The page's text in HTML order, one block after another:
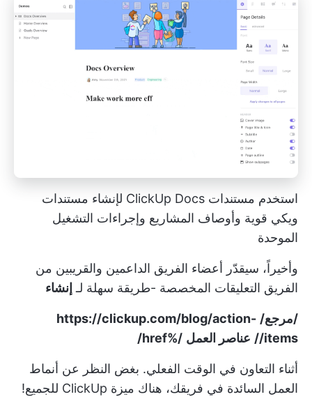
استخدم مستندات ClickUp Docs لإنشاء مستندات
ويكي قوية وأوصاف المشاريع وإجراءات التشغيل
الموحدة
وأخيراً، سيقدّر أعضاء الفريق الداعمين والقريبين من
الفريق التعليقات المخصصة -طريقة سهلة لـ إنشاء
/مرجع/ https://clickup.com/blog/action-
items//
عناصر العمل /%href/
أثناء التعاون في الوقت الفعلي. بغض النظر عن أنماط
العمل السائدة في فريقك، هناك ميزة ClickUp للجميع!